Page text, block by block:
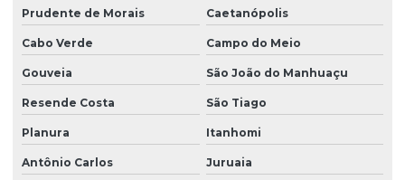
Prudente de Morais Caetanópolis
Cabo Verde Campo do Meio
Gouveia São João do Manhuaçu
Resende Costa São Tiago
Planura Itanhomi
Antônio Carlos Juruaia